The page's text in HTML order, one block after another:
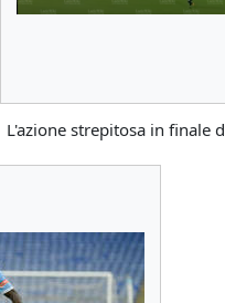
L'azione strepitosa in finale